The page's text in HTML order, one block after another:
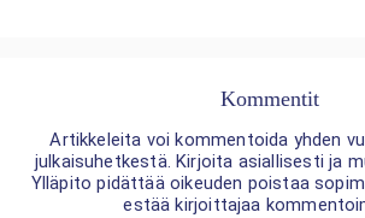
Kommentit
Artikkeleita voi kommentoida yhden
julkaisuhetkestä. Kirjoita asiallisesti ja
Ylläpito pidättää oikeuden poistaa
estää kirjoittajaa